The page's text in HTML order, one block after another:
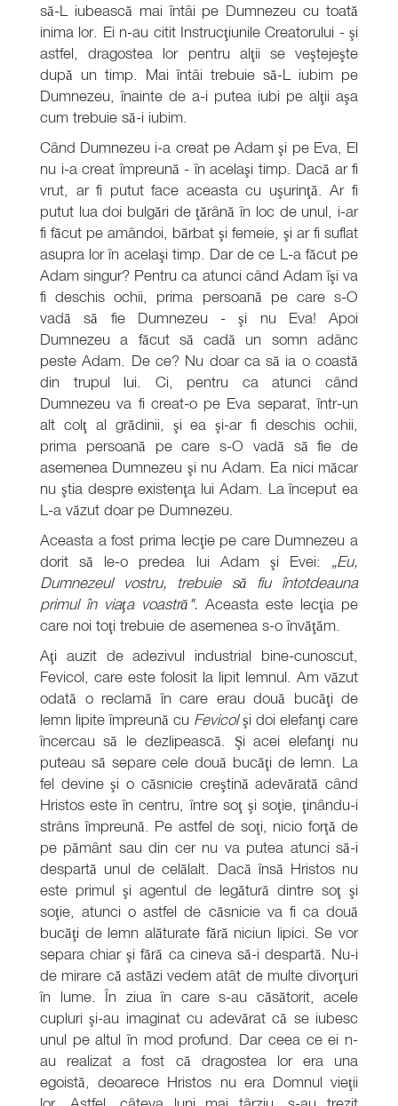
să-L iubească mai întâi pe Dumnezeu cu toată
inima lor. Ei n-au citit Instrucţiunile Creatorului - şi
astfel, dragostea lor pentru alţii se veştejeşte
după un timp. Mai întâi trebuie să-L iubim pe
Dumnezeu, înainte de a-i putea iubi pe alţii aşa
cum trebuie să-i iubim.
Când Dumnezeu i-a creat pe Adam şi pe Eva, El
nu i-a creat împreună - în acelaşi timp. Dacă ar fi
vrut, ar fi putut face aceasta cu uşurinţă. Ar fi
putut lua doi bulgări de ţărână în loc de unul, i-ar
fi făcut pe amândoi, bărbat şi femeie, şi ar fi suflat
asupra lor în acelaşi timp. Dar de ce L-a făcut pe
Adam singur? Pentru ca atunci când Adam îşi va
fi deschis ochii, prima persoană pe care s-O
vadă să fie Dumnezeu - şi nu Eva! Apoi
Dumnezeu a făcut să cadă un somn adânc
peste Adam. De ce? Nu doar ca să ia o coastă
din trupul lui. Ci, pentru ca atunci când
Dumnezeu va fi creat-o pe Eva separat, într-un
alt colţ al grădinii, şi ea şi-ar fi deschis ochii,
prima persoană pe care s-O vadă să fie de
asemenea Dumnezeu şi nu Adam. Ea nici măcar
nu ştia despre existenţa lui Adam. La început ea
L-a văzut doar pe Dumnezeu.
Aceasta a fost prima lecţie pe care Dumnezeu a
dorit să le-o predea lui Adam şi Evei: „Eu,
Dumnezeul vostru, trebuie să fiu întotdeauna
primul în viaţa voastră". Aceasta este lecţia pe
care noi toţi trebuie de asemenea s-o învăţăm.
Aţi auzit de adezivul industrial bine-cunoscut,
Fevicol, care este folosit la lipit lemnul. Am văzut
odată o reclamă în care erau două bucăţi de
lemn lipite împreună cu Fevicolşi doi elefanţi care
încercau să le dezlipească. Şi acei elefanţi nu
puteau să separe cele două bucăţi de lemn. La
fel devine şi o căsnicie creştină adevărată când
Hristos este în centru, între soţ şi soţie, ţinându-i
strâns împreună. Pe astfel de soţi, nicio forţă de
pe pământ sau din cer nu va putea atunci să-i
despartă unul de celălalt. Dacă însă Hristos nu
este primul şi agentul de legătură dintre soţ şi
soţie, atunci o astfel de căsnicie va fi ca două
bucăţi de lemn alăturate fără niciun lipici. Se vor
separa chiar şi fără ca cineva să-i despartă. Nu-i
de mirare că astăzi vedem atât de multe divorţuri
în lume. În ziua în care s-au căsătorit, acele
cupluri şi-au imaginat cu adevărat că se iubesc
unul pe altul în mod profund. Dar ceea ce ei n-
au realizat a fost că dragostea lor era una
egoistă, deoarece Hristos nu era Domnul vieţii